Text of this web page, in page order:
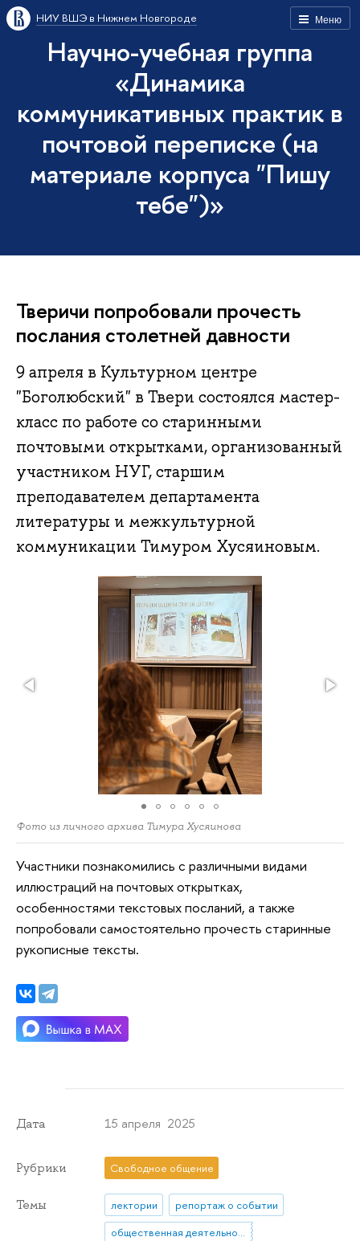
Меню
НИУ ВШЭ в Нижнем Новгороде
Научно-учебная группа
«Динамика
коммуникативных практик в
почтовой переписке (на
материале корпуса "Пишу
тебе")»
Тверичи попробовали прочесть
послания столетней давности
9 апреля в Культурном центре
"Боголюбский" в Твери состоялся мастер-
класс по работе со старинными
почтовыми открытками, организованный
участником НУГ, старшим
преподавателем департамента
литературы и межкультурной
коммуникации Тимуром Хусяиновым.
Фото из личного архива Тимура Хусяинова
Участники познакомились с различными видами
иллюстраций на почтовых открытках,
особенностями текстовых посланий, а также
попробовали самостоятельно прочесть старинные
рукописные тексты.
Дата 15 апреля 2025
Рубрики Свободное общение
Темы лектории
репортаж о событии
общественная деятельность